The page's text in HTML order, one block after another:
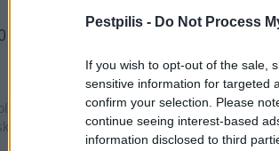
Pestpilis - Do Not Process
If you wish to opt-out of the sale,
sensitive information for targeted
confirm your selection. Please
continue seeing interest-based
information disclosed to third
a jég a
ilyen látványban
jégtábla érkezik a
Jégvarázs a
2017.01.07
A Dömör-
cseppkő lenne.